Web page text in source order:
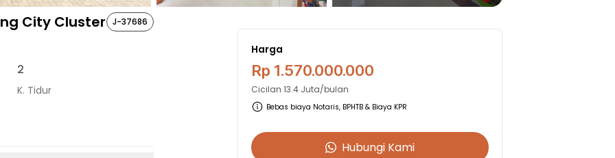
City Cluster
J-37686
2
K. Tidur
Harga
Rp 1.570.000.000
Cicilan13.4 Juta/bulan
Bebas biaya Notaris, BPHTB & Biaya KPR
Hubungi Kami